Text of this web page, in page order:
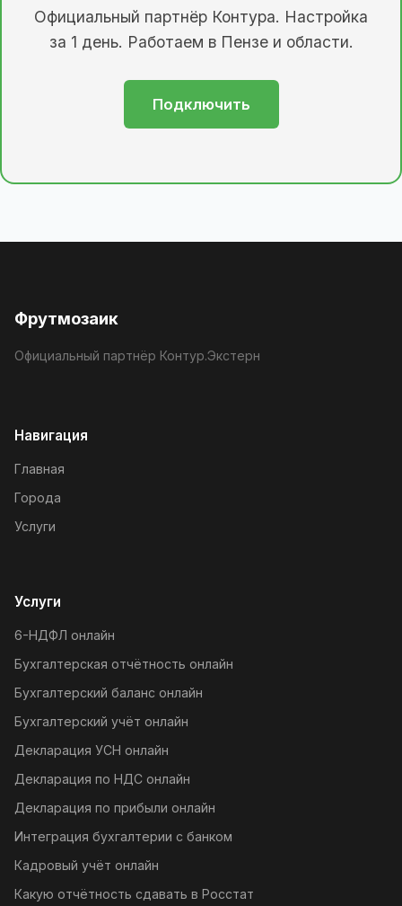
Официальный партнёр Контура. Настройка
за 1 день. Работаем в Пензе и области.
Подключить
Фрутмозаик
Официальный партнёр Контур.Экстерн
Навигация
Главная
Города
Услуги
Услуги
6-НДФЛ онлайн
Бухгалтерская отчётность онлайн
Бухгалтерский баланс онлайн
Бухгалтерский учёт онлайн
Декларация УСН онлайн
Декларация по НДС онлайн
Декларация по прибыли онлайн
Интеграция бухгалтерии с банком
Кадровый учёт онлайн
Какую отчётность сдавать в Росстат